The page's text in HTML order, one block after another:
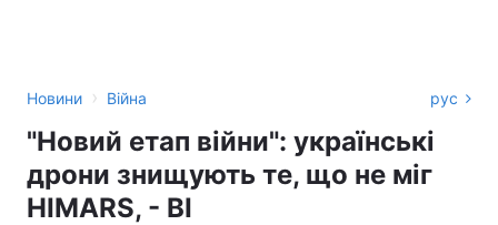
Новини › Війна рус
"Новий етап війни": українські
дрони знищують те, що не міг
HIMARS, - BI